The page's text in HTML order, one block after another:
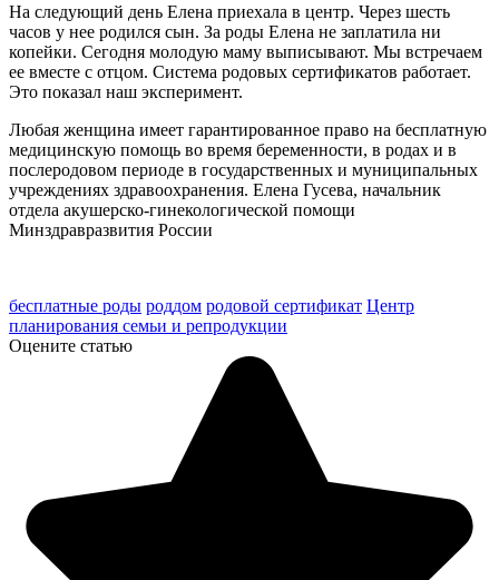
На следующий день Елена приехала в центр. Через шесть
часов у нее родился сын. За роды Елена не заплатила ни
копейки. Сегодня молодую маму выписывают. Мы встречаем
ее вместе с отцом. Система родовых сертификатов работает.
Это показал наш эксперимент.
Любая женщина имеет гарантированное право на бесплатную
медицинскую помощь во время беременности, в родах и в
послеродовом периоде в государственных и муниципальных
учреждениях здравоохранения. Елена Гусева, начальник
отдела акушерско-гинекологической помощи
Минздравразвития России
бесплатные роды роддом родовой сертификат Центр
планирования семьи и репродукции
Оцените статью